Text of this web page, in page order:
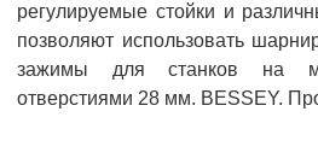
регулируемые стойки и
позволяют использовать
зажимы для станков на
отверстиями 28 мм. BESSEY.